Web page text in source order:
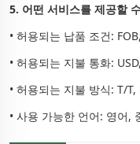
5. 어떤 서비스를 제공할
• 허용되는 납품 조건:
• 허용되는 지불 통화:
• 허용되는 지불 방식: T/
• 사용 가능한 언어: 영어,